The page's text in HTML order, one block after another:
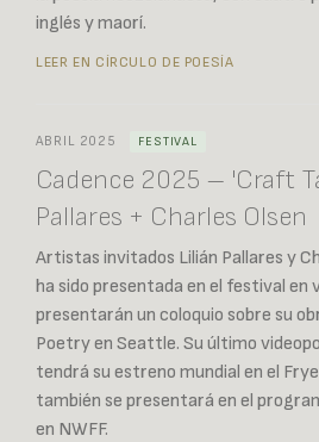
inglés y maorí.
LEER EN CÍRCULO DE POESÍA
ABRIL 2025 FESTIVAL
Cadence 2025 – 'Craft
Pallares + Charles Olsen
Artistas invitados Lilián Pallares y
ha sido presentada en el festival en
presentarán un coloquio sobre su
Poetry en Seattle. Su último
tendrá su estreno mundial en el
también se presentará en el
en NWFF.